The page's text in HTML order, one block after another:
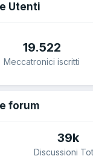
Utenti
19.522
Meccatronici iscritti
forum
39k
Discussioni